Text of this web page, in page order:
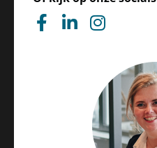
F
a
L I
a
g
r
a